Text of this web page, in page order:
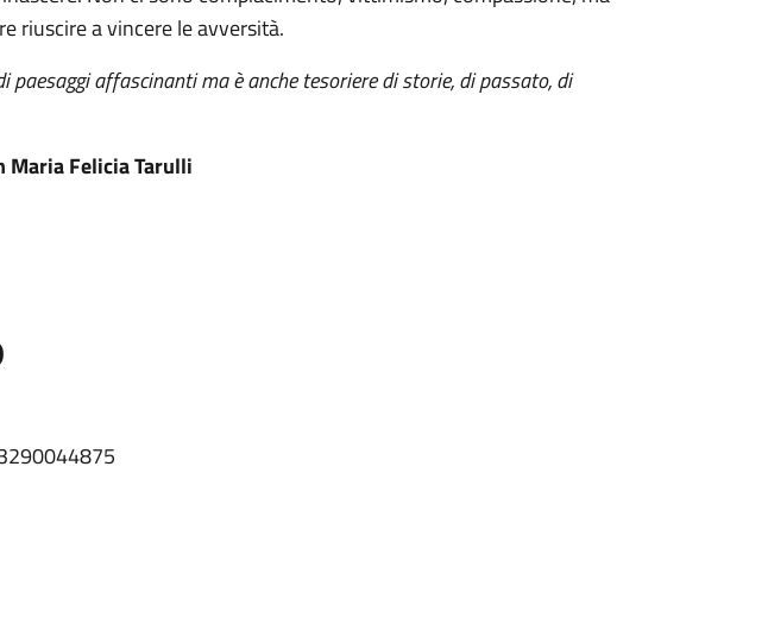
riuscire a vincere le avversità.
paesaggi affascinanti ma è anche tesoriere di storie, di passato, di
Maria Felicia Tarulli